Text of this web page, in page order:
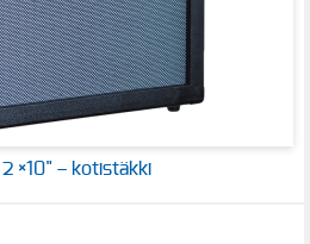
×10" – kotistäkki